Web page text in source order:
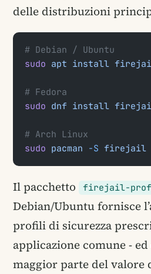
delle distribuzioni
# Debian / Ubuntu
sudo apt install
# Fedora
sudo dnf install
# Arch Linux
sudo pacman -S firejail
Il pacchetto firejail-
Debian/Ubuntu fornisce
profili di sicurezza
applicazione comune -
maggior parte del valore